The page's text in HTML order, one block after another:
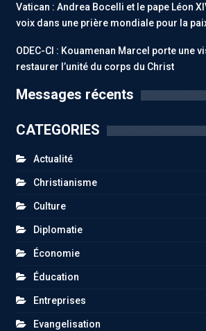
Vatican : Andrea Bocelli et le pape Léon
voix dans une prière mondiale pour la
ODEC-CI : Kouamenan Marcel porte une
restaurer l’unité du corps du Christ
Messages récents
CATEGORIES
Actualité
Christianisme
Culture
Diplomatie
Économie
Éducation
Entreprises
Evangelisation